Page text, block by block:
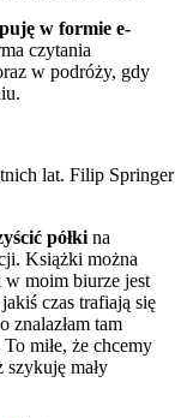
w formie e-
czytania
w podróży, gdy
lat. Filip
półki na
Książki można
w moim biurze jest
czas trafiają się
znalazłam tam
miłe, że chcemy
szykuję mały